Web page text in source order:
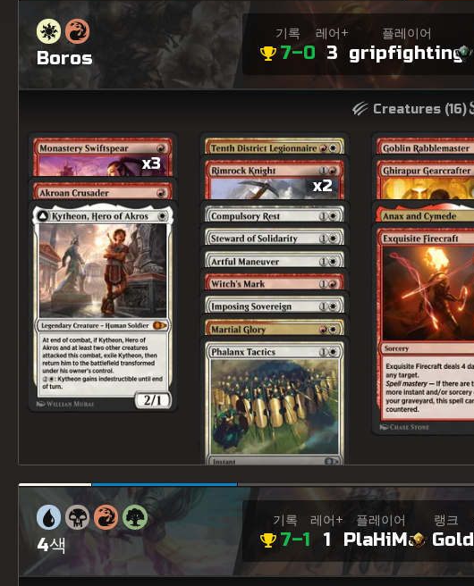
x3
Boros
기록
7–0
레어+
3
플레이어
gripfighting
Creatures (16)
x3
x2
4색
기록
7–1
레어+
1
플레이어
PlaHiMa
랭크
Gold